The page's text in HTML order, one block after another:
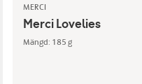
MERCI
Merci Lovelies
Mängd: 185 g